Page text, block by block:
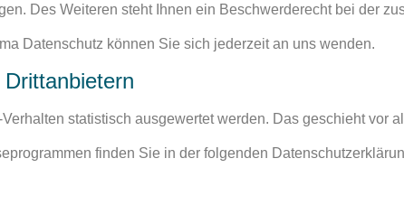
Des Weiteren steht Ihnen ein Beschwerderecht bei der
Datenschutz können Sie sich jederzeit an uns wenden.
statistisch ausgewertet werden. Das geschieht vor
finden Sie in der folgenden